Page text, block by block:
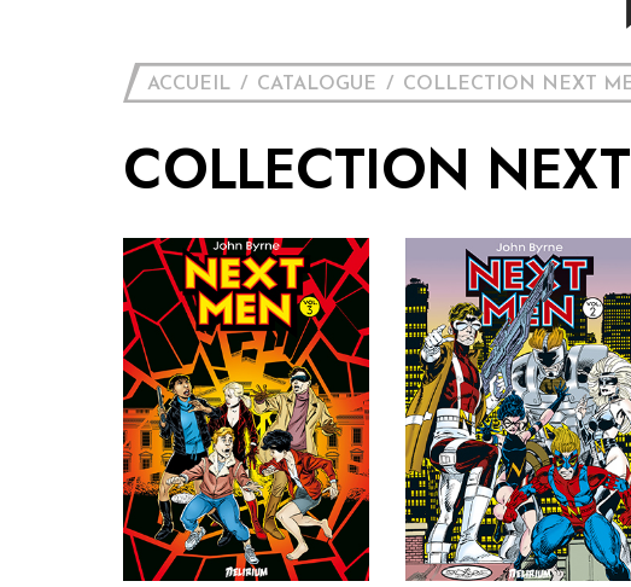
ACCUEIL CATALOGUE COLLECTION NEXT
COLLECTION
Next Men – Vol. 3
Collection :
Genre :
Parution :
Prix : 26€
Next Men – Vol. 2
Collection :
Genre :
Parution :
Prix : 26€